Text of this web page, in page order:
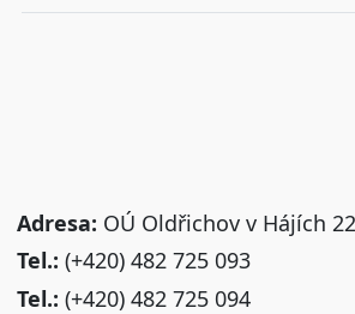
Adresa: OÚ Oldřichov v Hájích
Tel.: (+420) 482 725 093
Tel.: (+420) 482 725 094